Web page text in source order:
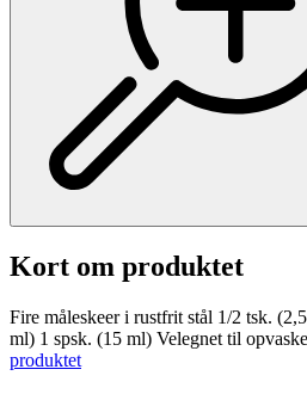
Kort om produktet
Fire måleskeer i rustfrit stål 1/2 tsk.
ml) 1 spsk. (15 ml) Velegnet til
produktet